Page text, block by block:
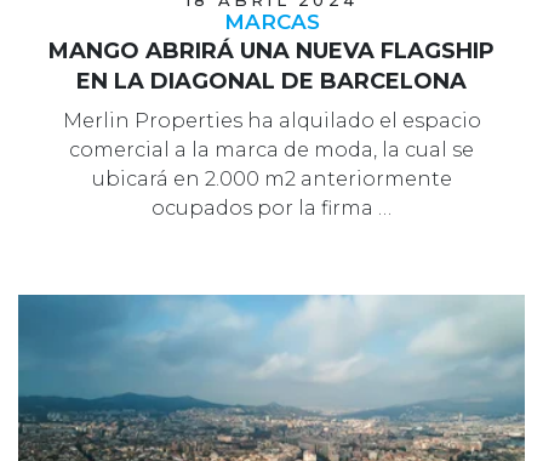
MARCAS
MANGO ABRIRÁ UNA NUEVA FLAGSHIP
EN LA DIAGONAL DE BARCELONA
Merlin Properties ha alquilado el espacio
comercial a la marca de moda, la cual se
ubicará en 2.000 m2 anteriormente
ocupados por la firma …